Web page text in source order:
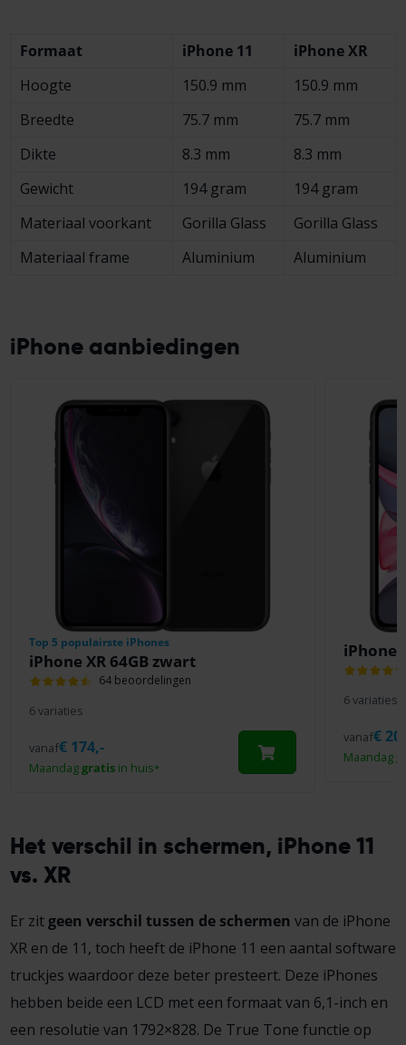
Formaat iPhone 11
iPhone XR
Hoogte
150.9 mm
150.9 mm
Breedte
75.7 mm
75.7 mm
Dikte
8.3 mm
8.3 mm
Gewicht
194 gram
194 gram
Materiaal voorkant
Gorilla Glass
Gorilla Glass
Materiaal frame
Aluminium Aluminium
iPhone aanbiedingen
Top 5 populairste iPhones
iPhone XR 64GB zwart
64 beoordelingen
6 variaties
Maandaggratisin huis*
vanaf€174,-
iPhone
6 variaties
Maandag
vanaf€
Het verschil in schermen, iPhone 11
vs. XR
Er zit geen verschil tussen de schermen van de iPhone
XR en de 11, toch heeft de iPhone 11 een aantal software
truckjes waardoor deze beter presteert. Deze iPhones
hebben beide een LCD met een formaat van 6,1-inch en
een resolutie van 1792×828. De True Tone functie op